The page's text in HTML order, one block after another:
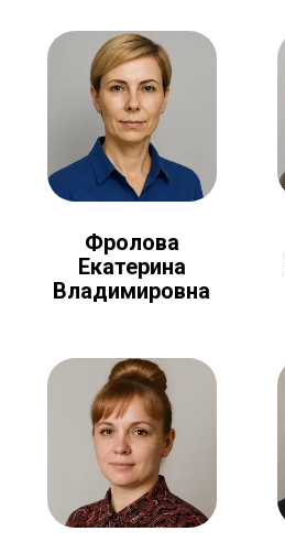
Фролова
Екатерина
Владимировна